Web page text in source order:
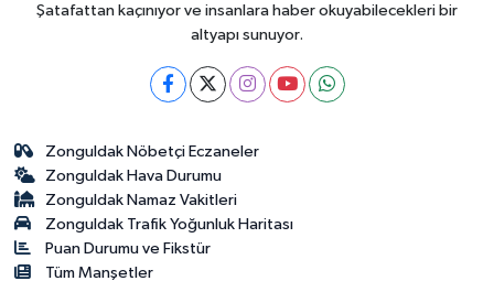
Şatafattan kaçınıyor ve insanlara haber okuyabilecekleri bir
altyapı sunuyor.
Zonguldak Nöbetçi Eczaneler
Zonguldak Hava Durumu
Zonguldak Namaz Vakitleri
Zonguldak Trafik Yoğunluk Haritası
Puan Durumu ve Fikstür
Tüm Manşetler